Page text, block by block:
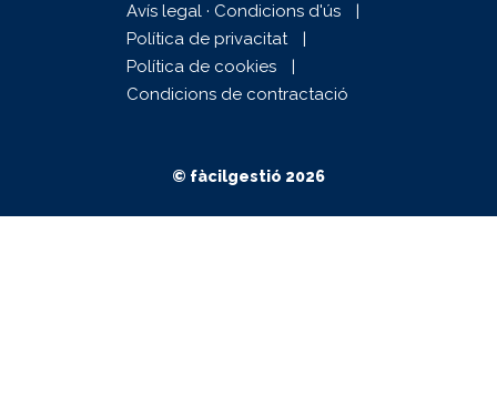
Avís legal · Condicions d'ús
Política de privacitat
Política de cookies
Condicions de contractació
© fàcilgestió 2026